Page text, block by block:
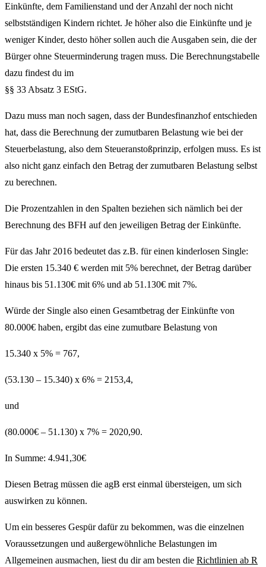
Einkünfte, dem Familienstand und der Anzahl der noch nicht
selbstständigen Kindern richtet. Je höher also die Einkünfte und je
weniger Kinder, desto höher sollen auch die Ausgaben sein, die der
Bürger ohne Steuerminderung tragen muss. Die Berechnungstabelle
dazu findest du im
§§ 33 Absatz 3 EStG.
Dazu muss man noch sagen, dass der Bundesfinanzhof entschieden
hat, dass die Berechnung der zumutbaren Belastung wie bei der
Steuerbelastung, also dem Steueranstoßprinzip, erfolgen muss. Es ist
also nicht ganz einfach den Betrag der zumutbaren Belastung selbst
zu berechnen.
Die Prozentzahlen in den Spalten beziehen sich nämlich bei der
Berechnung des BFH auf den jeweiligen Betrag der Einkünfte.
Für das Jahr 2016 bedeutet das z.B. für einen kinderlosen Single:
Die ersten 15.340 € werden mit 5% berechnet, der Betrag darüber
hinaus bis 51.130€ mit 6% und ab 51.130€ mit 7%.
Würde der Single also einen Gesamtbetrag der Einkünfte von
80.000€ haben, ergibt das eine zumutbare Belastung von
15.340 x 5% = 767,
(53.130 – 15.340) x 6% = 2153,4,
und
(80.000€ – 51.130) x 7% = 2020,90.
In Summe: 4.941,30€
Diesen Betrag müssen die agB erst einmal übersteigen, um sich
auswirken zu können.
Um ein besseres Gespür dafür zu bekommen, was die einzelnen
Voraussetzungen und außergewöhnliche Belastungen im
Allgemeinen ausmachen, liest du dir am besten die Richtlinien ab R